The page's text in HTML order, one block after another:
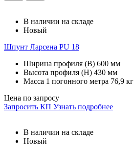
В наличии на складе
Новый
Шпунт Ларсена PU 18
Ширина профиля (В) 600 мм
Высота профиля (Н) 430 мм
Масса 1 погонного метра 76,9 кг
Цена по запросу
Запросить КП Узнать подробнее
В наличии на складе
Новый